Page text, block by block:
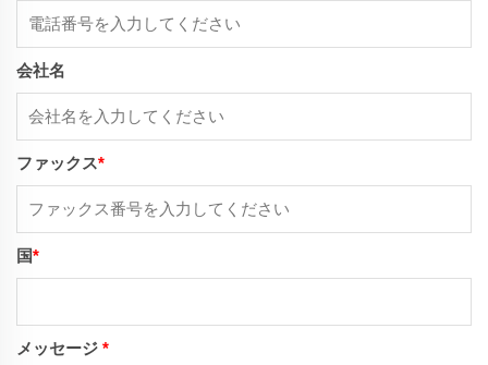
会社名
ファックス*
国*
メッセージ *